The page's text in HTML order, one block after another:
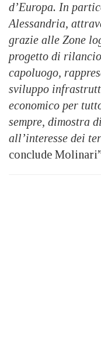
d’Europa. In
Alessandria,
grazie alle Zone
progetto di
capoluogo,
sviluppo
economico per
sempre, dimostra
all’interesse dei
conclude